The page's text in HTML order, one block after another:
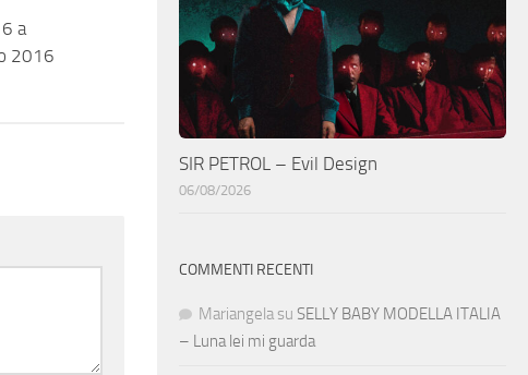
a
2016
SIR PETROL – Evil Design
06/08/2026
COMMENTI RECENTI
Mariangela su SELLY BABY MODELLA ITALIA
– Luna lei mi guarda